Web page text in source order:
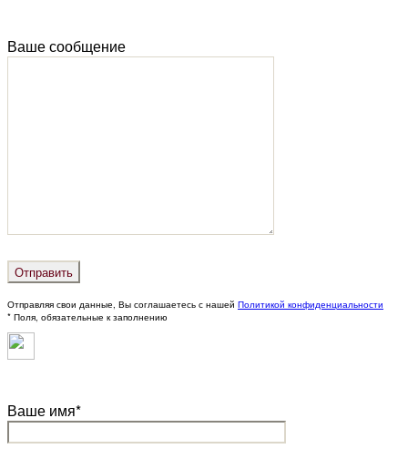
Ваше сообщение
Отправляя свои данные, Вы соглашаетесь с нашей Политикой конфиденциальности
* Поля, обязательные к заполнению
Ваше имя*